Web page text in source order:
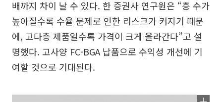
배까지 차이 날 수 있다. 한 증권사 연구원은 “층 수가
높아질수록 수율 문제로 인한 리스크가 커지기 때문
에, 고다층 제품일수록 가격이 크게 올라간다”고 설
명했다. 고사양 FC-BGA 납품으로 수익성 개선에 기
여할 것으로 기대된다.